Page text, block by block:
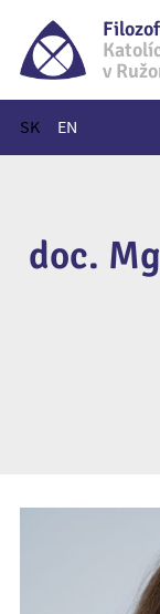
v
SK EN
Hlavné menu
doc.